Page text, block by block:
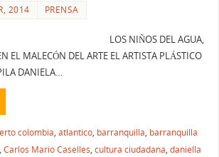
2014 PRENSA
LOS NIÑOS DEL AGUA,
EL MALECÓN DEL ARTE EL ARTISTA PLÁSTICO
DANIELA…
colombia, atlantico, barranquilla, barranquilla
Carlos Mario Caselles, cultura ciudadana, daniella